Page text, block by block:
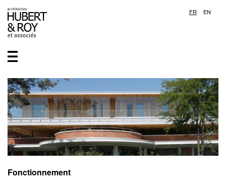
FR EN
Fonctionnement